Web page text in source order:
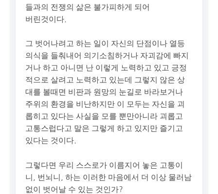
들과의 전쟁의 삶은 불가피하게 되어
버린것이다.
그 벗어나려고 하는 일이 자신의 단점이나 열등
의식을 들춰내어 의기소침하거나 자괴감에 빠지
거나 하고 아니면 난 이렇게 노력하고 있고 긍정
적으로 살려고 노력하고 있는데 그렇지 않은 상
대를 볼때면 비판과 원망의 눈길로 바라보거나
주위의 환경을 비난하지만 이 모두는 자신을 괴
롭히고 있다는 사실을 모를 뿐만아니라 괴롭고
고통스럽다고 말은 그렇게 하고 있지만 즐기고
있다는 것이다.
그렇다면 우리 스스로가 이름지어 놓은 고통이
니, 번뇌니, 하는 이러한 마음에서 더 이상 물러남
없이 벗어날 수 있는 것인가?